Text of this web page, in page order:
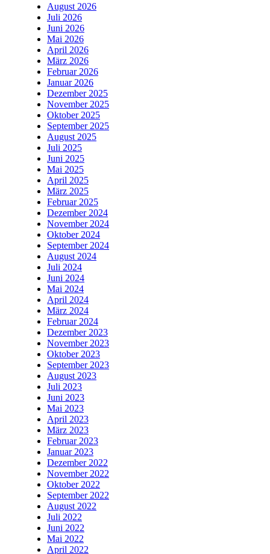
August 2026
Juli 2026
Juni 2026
Mai 2026
April 2026
März 2026
Februar 2026
Januar 2026
Dezember 2025
November 2025
Oktober 2025
September 2025
August 2025
Juli 2025
Juni 2025
Mai 2025
April 2025
März 2025
Februar 2025
Dezember 2024
November 2024
Oktober 2024
September 2024
August 2024
Juli 2024
Juni 2024
Mai 2024
April 2024
März 2024
Februar 2024
Dezember 2023
November 2023
Oktober 2023
September 2023
August 2023
Juli 2023
Juni 2023
Mai 2023
April 2023
März 2023
Februar 2023
Januar 2023
Dezember 2022
November 2022
Oktober 2022
September 2022
August 2022
Juli 2022
Juni 2022
Mai 2022
April 2022